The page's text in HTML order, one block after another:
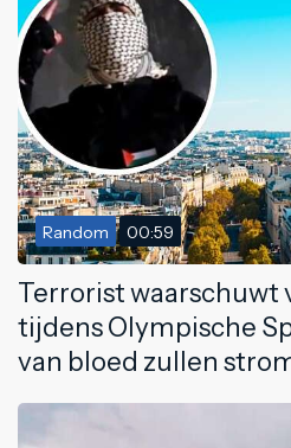
Random 00:59
Terrorist waarschuwt
tijdens Olympische
van bloed zullen